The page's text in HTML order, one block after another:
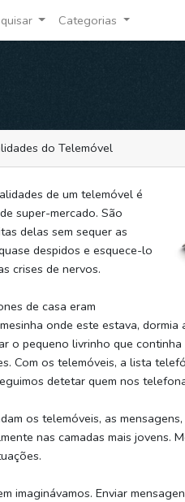
Categorias
do Telemóvel
de um telemóvel é
super-mercado. São
delas sem sequer as
despidos e esquece-lo
crises de nervos.
de casa eram
onde este estava,
o pequeno livrinho que continha
Com os telemóveis, a lista
detetar quem nos
os telemóveis, as
nas camadas mais jovens.
imaginávamos. Enviar